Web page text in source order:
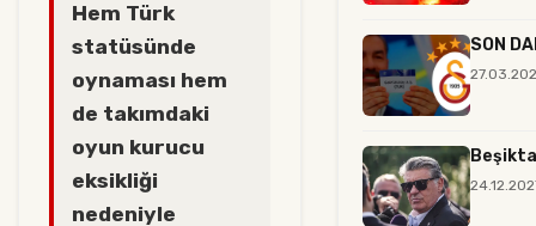
Hem Türk
statüsünde
oynaması hem
de takımdaki
oyun kurucu
eksikliği
nedeniyle
SON